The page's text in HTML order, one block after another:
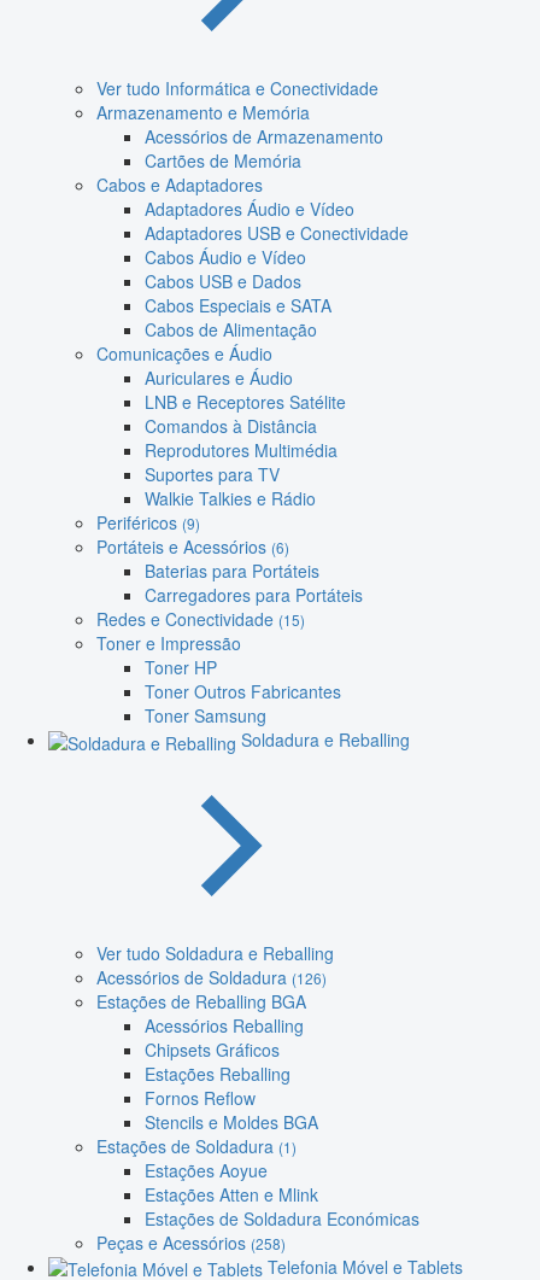
Ver tudo Informática e Conectividade
Armazenamento e Memória
Acessórios de Armazenamento
Cartões de Memória
Cabos e Adaptadores
Adaptadores Áudio e Vídeo
Adaptadores USB e Conectividade
Cabos Áudio e Vídeo
Cabos USB e Dados
Cabos Especiais e SATA
Cabos de Alimentação
Comunicações e Áudio
Auriculares e Áudio
LNB e Receptores Satélite
Comandos à Distância
Reprodutores Multimédia
Suportes para TV
Walkie Talkies e Rádio
Periféricos (9)
Portáteis e Acessórios (6)
Baterias para Portáteis
Carregadores para Portáteis
Redes e Conectividade (15)
Toner e Impressão
Toner HP
Toner Outros Fabricantes
Toner Samsung
Soldadura e Reballing
Ver tudo Soldadura e Reballing
Acessórios de Soldadura (126)
Estações de Reballing BGA
Acessórios Reballing
Chipsets Gráficos
Estações Reballing
Fornos Reflow
Stencils e Moldes BGA
Estações de Soldadura (1)
Estações Aoyue
Estações Atten e Mlink
Estações de Soldadura Económicas
Peças e Acessórios (258)
Telefonia Móvel e Tablets